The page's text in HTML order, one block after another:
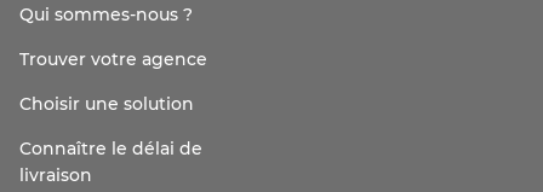
Qui sommes-nous ?
Trouver votre agence
Choisir une solution
Connaître le délai de
livraison